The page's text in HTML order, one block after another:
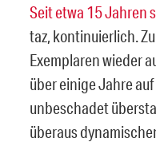
Seit etwa 15 Jahren
taz, kontinuierlich.
Exemplaren wieder
über einige Jahre
unbeschadet
überaus